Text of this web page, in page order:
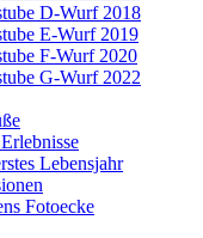
D-Wurf 2018
E-Wurf 2019
F-Wurf 2020
G-Wurf 2022
Lebensjahr
Fotoecke